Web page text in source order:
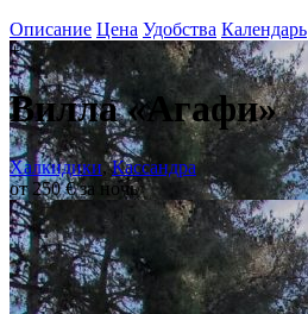
Описание Цена Удобства Календарь
+
Вилла «Агафи»
Халкидики,Кассандра
от 250 € за ночь